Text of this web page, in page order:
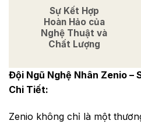
Sự Kết Hợp
Hoàn Hảo của
Nghệ Thuật và
Chất Lượng
Đội Ngũ Nghệ Nhân Zenio –
Chi Tiết:
Zenio không chỉ là một